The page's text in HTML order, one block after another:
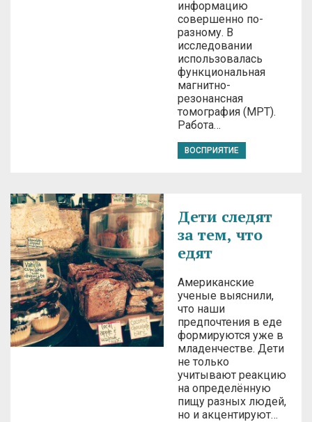
информацию
совершенно по-
разному. В
исследовании
использовалась
функциональная
магнитно-
резонансная
томография (МРТ).
Работа…
ВОСПРИЯТИЕ
Дети следят
за тем, что
едят
Американские
ученые выяснили,
что наши
предпочтения в еде
формируются уже в
младенчестве. Дети
не только
учитывают реакцию
на определённую
пищу разных людей,
но и акцентируют…